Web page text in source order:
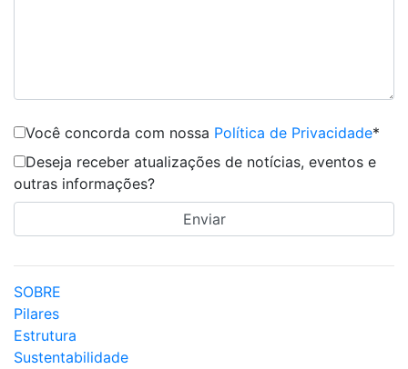
Você concorda com nossa Política de Privacidade*
Deseja receber atualizações de notícias, eventos e
outras informações?
SOBRE
Pilares
Estrutura
Sustentabilidade